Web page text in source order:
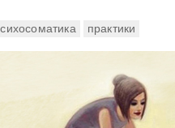
практики